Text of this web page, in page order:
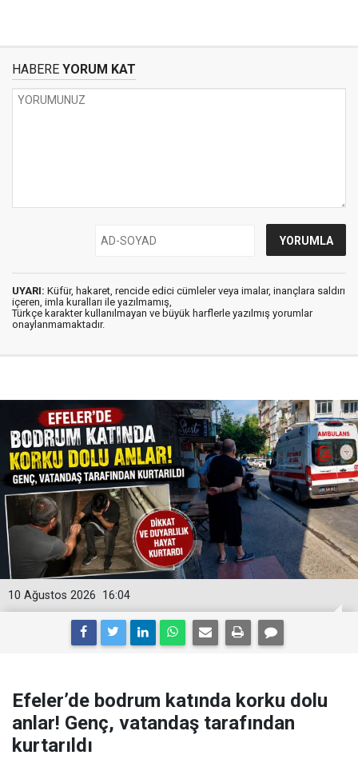
HABERE YORUM KAT
UYARI: Küfür, hakaret, rencide edici cümleler veya imalar, inançlara saldırı
içeren, imla kuralları ile yazılmamış,
Türkçe karakter kullanılmayan ve büyük harflerle yazılmış yorumlar
onaylanmamaktadır.
16:04
10 Ağustos 2026
Efeler’de bodrum katında korku dolu
anlar! Genç, vatandaş tarafından
kurtarıldı